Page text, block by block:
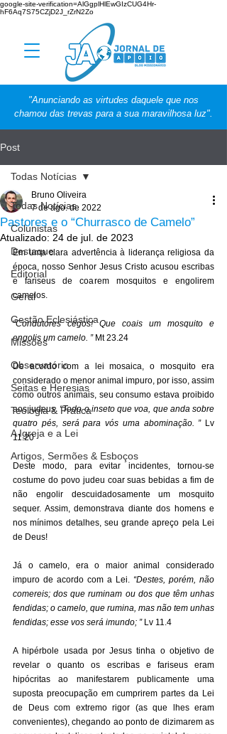
google-site-verification=AlGgplHlEwGIzCUG4Hr-
hF6Aq7S75CZjD2J_rZrN2Zo
"Anunciando as virtudes daquele que nos
chamou das trevas para a sua maravilhosa luz".
Post
Todas Notícias
Colunistas
Destaque
Editorial
Geral
Gestão Eclesiástica
Missões
Observatório
Seitas e Heresias
Teologia & Prática
A Igreja e a Lei
Artigos, Sermões & Esboços
Todas Notícias
Pastores e o “Churrasco de Camelo”
Bruno Oliveira
7 de ago. de 2022
Atualizado: 24 de jul. de 2023
Em uma clara advertência à liderança religiosa da
época, nosso Senhor Jesus Cristo acusou escribas
e fariseus de coarem mosquitos e engolirem
camelos.
“Condutores cegos! Que coais um mosquito e
engolis um camelo. ” Mt 23.24
De acordo com a lei mosaica, o mosquito era
considerado o menor animal impuro, por isso, assim
como outros animais, seu consumo estava proibido
aos judeus. “Todo o inseto que voa, que anda sobre
quatro pés, será para vós uma abominação. ” Lv
11.20
Deste modo, para evitar incidentes, tornou-se
costume do povo judeu coar suas bebidas a fim de
não engolir descuidadosamente um mosquito
sequer. Assim, demonstrava diante dos homens e
nos mínimos detalhes, seu grande apreço pela Lei
de Deus!
Já o camelo, era o maior animal considerado
impuro de acordo com a Lei. “Destes, porém, não
comereis; dos que ruminam ou dos que têm unhas
fendidas; o camelo, que rumina, mas não tem unhas
fendidas; esse vos será imundo; ” Lv 11.4
A hipérbole usada por Jesus tinha o objetivo de
revelar o quanto os escribas e fariseus eram
hipócritas ao manifestarem publicamente uma
suposta preocupação em cumprirem partes da Lei
de Deus com extremo rigor (as que lhes eram
convenientes), chegando ao ponto de dizimarem as